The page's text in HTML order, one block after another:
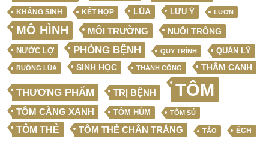
KHÁNG SINH KẾT HỢP LÚA LƯU Ý LƯƠN
MÔ HÌNH MÔI TRƯỜNG NUÔI TRỒNG
NƯỚC LỢ PHÒNG BỆNH QUY TRÌNH QUẢN LÝ
RUỘNG LÚA SINH HỌC THÀNH CÔNG THÂM CANH
THƯƠNG PHẨM TRỊ BỆNH TÔM
TÔM CÀNG XANH TÔM HÙM TÔM SÚ
TÔM THẺ TÔM THẺ CHÂN TRẮNG TẢO ẾCH